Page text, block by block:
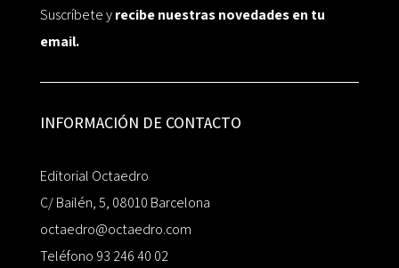
Suscríbete yrecibe nuestras novedades en tu
email.
INFORMACIÓN DE CONTACTO
Editorial Octaedro
C/ Bailén, 5, 08010 Barcelona
octaedro@octaedro.com
Teléfono 93 246 40 02